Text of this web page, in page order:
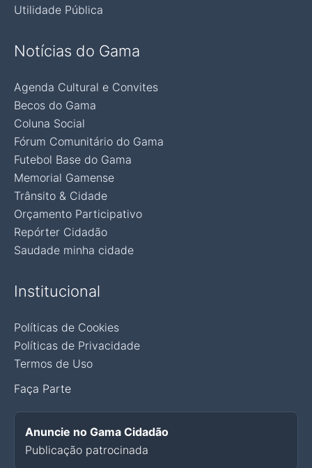
Utilidade Pública
Notícias do Gama
Agenda Cultural e Convites
Becos do Gama
Coluna Social
Fórum Comunitário do Gama
Futebol Base do Gama
Memorial Gamense
Trânsito & Cidade
Orçamento Participativo
Repórter Cidadão
Saudade minha cidade
Institucional
Políticas de Cookies
Políticas de Privacidade
Termos de Uso
Faça Parte
Anuncie no Gama Cidadão
Publicação patrocinada